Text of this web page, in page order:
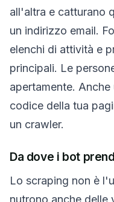
all'altra e catturano
un indirizzo email.
elenchi di attività e
principali. Le
apertamente.
codice della tua
un crawler.
Da dove i bot
Lo scraping non è
nutrono anche delle